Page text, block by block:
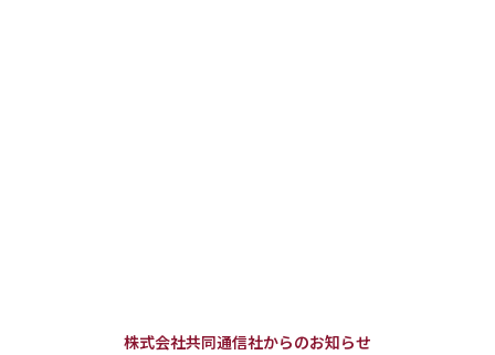
株式会社共同通信社からのお知らせ